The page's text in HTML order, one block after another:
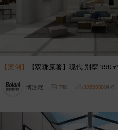
【案例】 【双珑原著】现代 别墅 990㎡
博洛尼 7张 3353908浏览